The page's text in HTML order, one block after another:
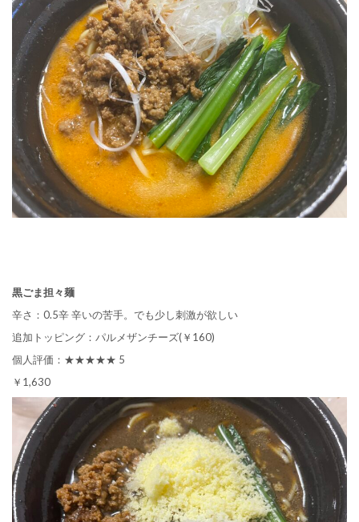
黒ごま担々麺
辛さ：0.5辛 辛いの苦手。でも少し刺激が欲しい
追加トッピング：パルメザンチーズ(￥160)
個人評価：★★★★★ 5
￥1,630